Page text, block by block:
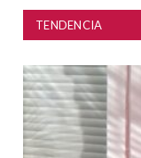
TENDENCIA